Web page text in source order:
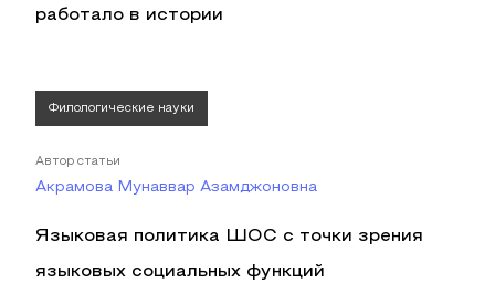
работало в истории
Филологические науки
Автор статьи
Акрамова Mунаввар Aзамджоновна
Языковая политика ШОС с точки зрения
языковых социальных функций